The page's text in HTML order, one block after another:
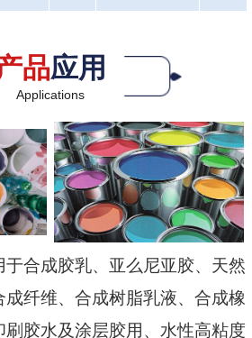
品应用
Applications
合成胶乳、亚么尼亚胶、天然
纤维、合成树脂乳液、合成橡
刷胶水及涂层胶用、水性高粘度